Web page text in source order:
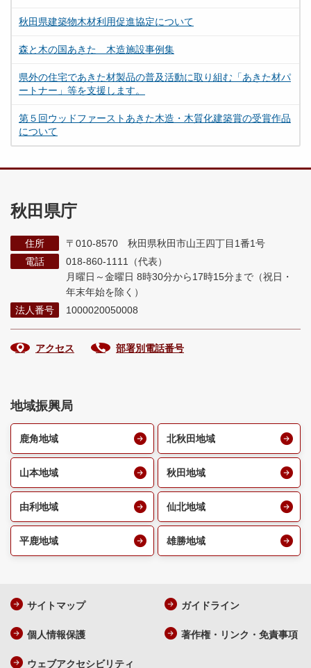
秋田県建築物木材利用促進協定について
森と木の国あきた 木造施設事例集
県外の住宅であきた材製品の普及活動に取り組む「あきた材パ
ートナー」等を支援します。
第５回ウッドファーストあきた木造・木質化建築賞の受賞作品
について
秋田県庁
住所
〒010-8570 秋田県秋田市山王四丁目1番1号
電話
018-860-1111（代表）
月曜日～金曜日 8時30分から17時15分まで （祝日・
年末年始を除く）
法人番号
1000020050008
アクセス 部署別電話番号
地域振興局
鹿角地域 北秋田地域
山本地域 秋田地域
由利地域 仙北地域
平鹿地域 雄勝地域
サイトマップ ガイドライン
個人情報保護 著作権・リンク・免責事項
ウェブアクセシビリティ